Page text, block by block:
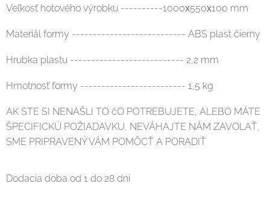
Veľkosť hotového výrobku ----------1000х550х100 mm
Materiál formy --------------------------- ABS plast čierny
Hrubka plastu --------------------------- 2,2 mm
Hmotnosť formy ------------------------- 1,5 kg
AK STE SI NENAŠLI TO čO POTREBUJETE, ALEBO MÁTE
ŠPECIFICKÚ POŽIADAVKU, NEVÁHAJTE NÁM ZAVOLAŤ,
SME PRIPRAVENÝ VÁM POMÔCŤ A PORADIŤ
Dodacia doba od 1 do 28 dni